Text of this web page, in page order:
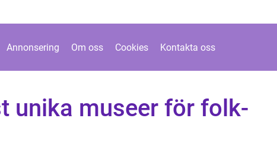
Annonsering Om oss Cookies Kontakta oss
unika museer för folk-